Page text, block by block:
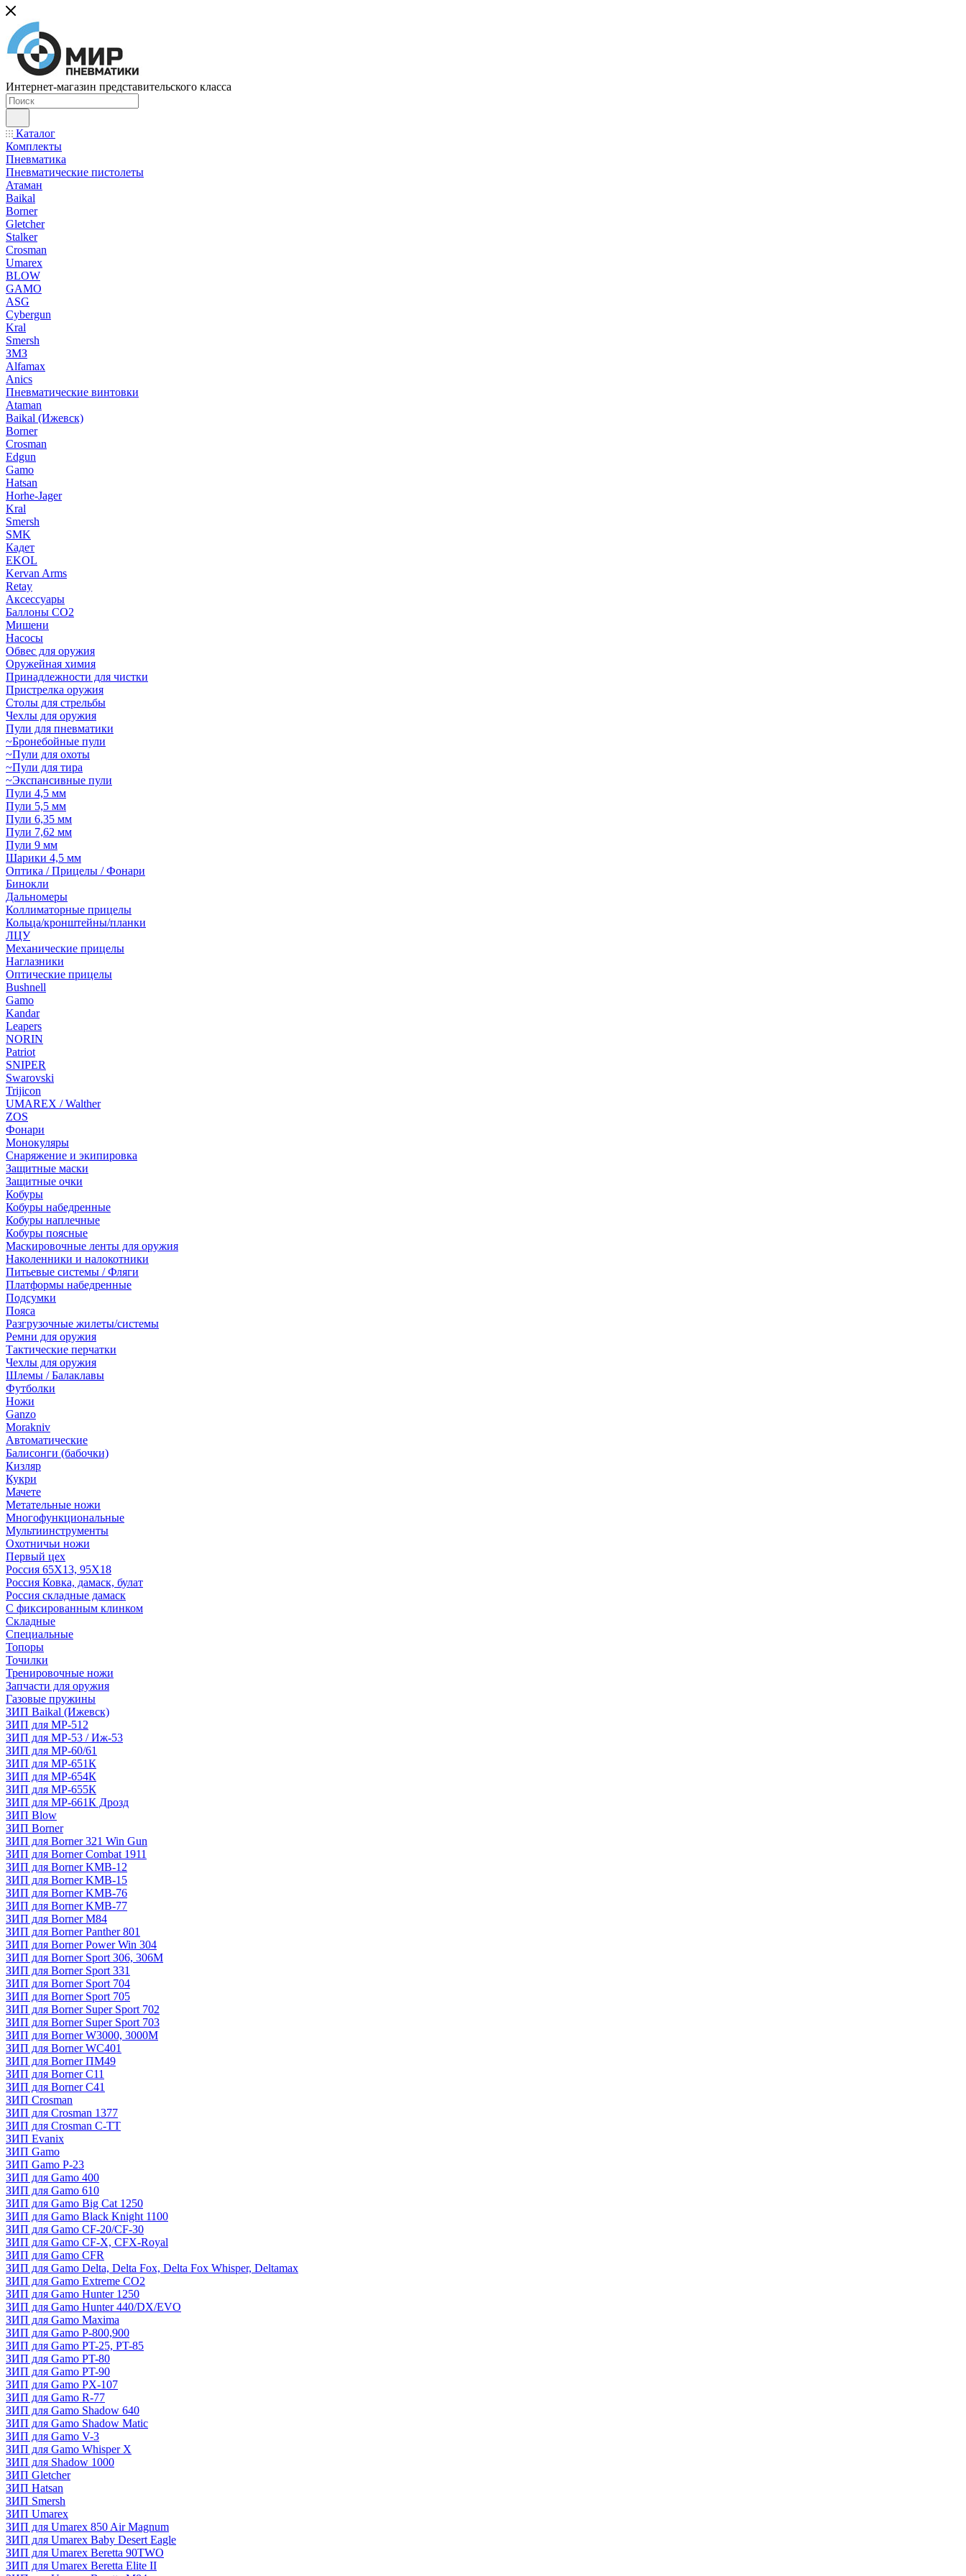
Интернет-магазин представительского класса
Каталог
Комплекты
Пневматика
Пневматические пистолеты
Атаман
Baikal
Borner
Gletcher
Stalker
Crosman
Umarex
BLOW
GAMO
ASG
Cybergun
Kral
Smersh
ЗМЗ
Alfamax
Anics
Пневматические винтовки
Ataman
Baikal (Ижевск)
Borner
Crosman
Edgun
Gamo
Hatsan
Horhe-Jager
Kral
Smersh
SMK
Кадет
EKOL
Kervan Arms
Retay
Аксессуары
Баллоны СО2
Мишени
Насосы
Обвес для оружия
Оружейная химия
Принадлежности для чистки
Пристрелка оружия
Столы для стрельбы
Чехлы для оружия
Пули для пневматики
~Бронебойные пули
~Пули для охоты
~Пули для тира
~Экспансивные пули
Пули 4,5 мм
Пули 5,5 мм
Пули 6,35 мм
Пули 7,62 мм
Пули 9 мм
Шарики 4,5 мм
Оптика / Прицелы / Фонари
Бинокли
Дальномеры
Коллиматорные прицелы
Кольца/кронштейны/планки
ЛЦУ
Механические прицелы
Наглазники
Оптические прицелы
Bushnell
Gamo
Kandar
Leapers
NORIN
Patriot
SNIPER
Swarovski
Trijicon
UMAREX / Walther
ZOS
Фонари
Монокуляры
Снаряжение и экипировка
Защитные маски
Защитные очки
Кобуры
Кобуры набедренные
Кобуры наплечные
Кобуры поясные
Маскировочные ленты для оружия
Наколенники и налокотники
Питьевые системы / Фляги
Платформы набедренные
Подсумки
Пояса
Разгрузочные жилеты/системы
Ремни для оружия
Тактические перчатки
Чехлы для оружия
Шлемы / Балаклавы
Футболки
Ножи
Ganzo
Morakniv
Автоматические
Балисонги (бабочки)
Кизляр
Кукри
Мачете
Метательные ножи
Многофункциональные
Мультиинструменты
Охотничьи ножи
Первый цех
Россия 65Х13, 95Х18
Россия Ковка, дамаск, булат
Россия складные дамаск
С фиксированным клинком
Складные
Специальные
Топоры
Точилки
Тренировочные ножи
Запчасти для оружия
Газовые пружины
ЗИП Baikal (Ижевск)
ЗИП для МР-512
ЗИП для МР-53 / Иж-53
ЗИП для МР-60/61
ЗИП для МР-651К
ЗИП для МР-654К
ЗИП для МР-655К
ЗИП для МР-661К Дрозд
ЗИП Blow
ЗИП Borner
ЗИП для Borner 321 Win Gun
ЗИП для Borner Combat 1911
ЗИП для Borner KMB-12
ЗИП для Borner KMB-15
ЗИП для Borner KMB-76
ЗИП для Borner KMB-77
ЗИП для Borner M84
ЗИП для Borner Panther 801
ЗИП для Borner Power Win 304
ЗИП для Borner Sport 306, 306M
ЗИП для Borner Sport 331
ЗИП для Borner Sport 704
ЗИП для Borner Sport 705
ЗИП для Borner Super Sport 702
ЗИП для Borner Super Sport 703
ЗИП для Borner W3000, 3000М
ЗИП для Borner WC401
ЗИП для Borner ПМ49
ЗИП для Borner С11
ЗИП для Borner С41
ЗИП Crosman
ЗИП для Crosman 1377
ЗИП для Crosman C-TT
ЗИП Evanix
ЗИП Gamo
ЗИП Gamo P-23
ЗИП для Gamo 400
ЗИП для Gamo 610
ЗИП для Gamo Big Cat 1250
ЗИП для Gamo Black Knight 1100
ЗИП для Gamo CF-20/CF-30
ЗИП для Gamo CF-X, CFX-Royal
ЗИП для Gamo CFR
ЗИП для Gamo Delta, Delta Fox, Delta Fox Whisper, Deltamax
ЗИП для Gamo Extreme CO2
ЗИП для Gamo Hunter 1250
ЗИП для Gamo Hunter 440/DX/EVO
ЗИП для Gamo Maxima
ЗИП для Gamo P-800,900
ЗИП для Gamo PT-25, PT-85
ЗИП для Gamo PT-80
ЗИП для Gamo PT-90
ЗИП для Gamo PX-107
ЗИП для Gamo R-77
ЗИП для Gamo Shadow 640
ЗИП для Gamo Shadow Matic
ЗИП для Gamo V-3
ЗИП для Gamo Whisper X
ЗИП для Shadow 1000
ЗИП Gletcher
ЗИП Hatsan
ЗИП Smersh
ЗИП Umarex
ЗИП для Umarex 850 Air Magnum
ЗИП для Umarex Baby Desert Eagle
ЗИП для Umarex Beretta 90TWO
ЗИП для Umarex Beretta Elite II